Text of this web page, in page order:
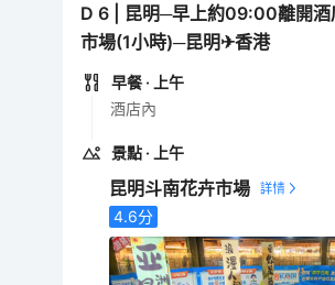
D6
昆明─早上約09:00離開
市場(1小時)─昆明✈香港
早餐 · 上午
酒店內
景點 · 上午
昆明斗南花卉市場
4.6分